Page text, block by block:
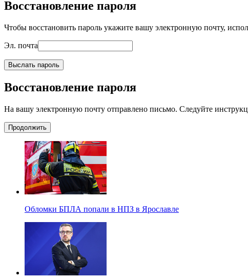
Восстановление пароля
Чтобы восстановить пароль укажите вашу электронную почту,
Эл. почта
Выслать пароль
Восстановление пароля
На вашу электронную почту отправлено письмо. Следуйте
Продолжить
Обломки БПЛА попали в НПЗ в Ярославле